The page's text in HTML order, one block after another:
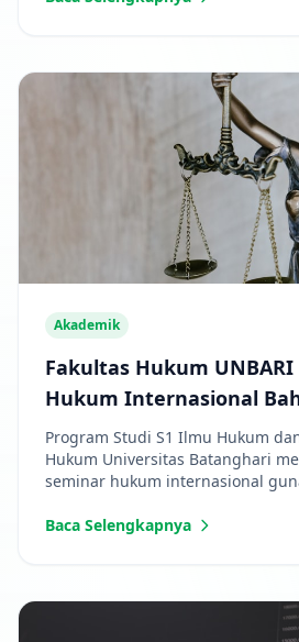
Akademik
Fakultas Hukum
Hukum Internasional
Bisnis Digital
Program Studi S1 Ilmu Hukum
Hukum Universitas Batanghari
seminar hukum internasional
Baca Selengkapnya